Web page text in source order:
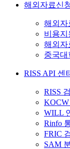
해외자료신
해외자
비용지
해외자
중국대
RISS API 센
RISS
WILL
Rinfo
FRIC
SAM